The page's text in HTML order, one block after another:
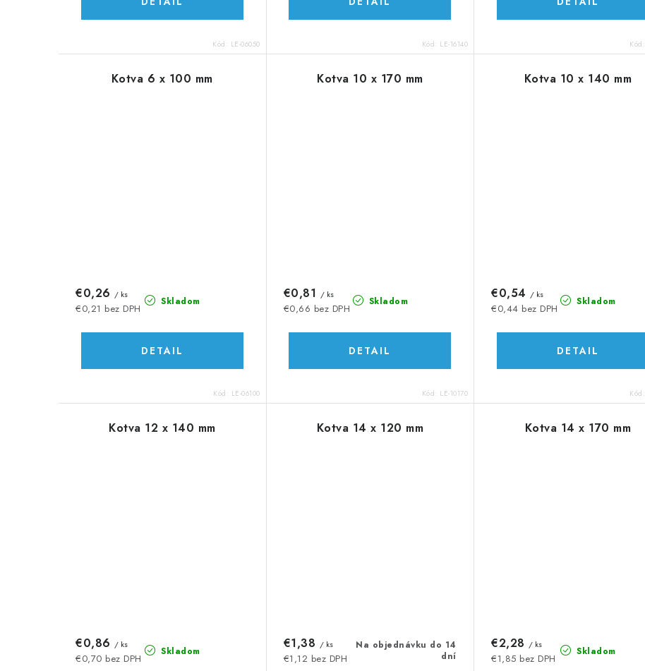
o
v
Kód: LE-06050 Kód: LE-16140 Kód:
Kotva 6 x 100 mm
Skladom
€0,21 bez DPH
€0,26 / ks
DETAIL
Kód: LE-06100
Kotva 10 x 170 mm
Skladom
€0,66 bez DPH
€0,81 / ks
DETAIL
Kód: LE-10170
Kotva 10 x 140 mm
Skladom
€0,44 bez DPH
€0,54 / ks
DETAIL
Kód:
Kotva 12 x 140 mm
Skladom
€0,70 bez DPH
€0,86 / ks
Kotva 14 x 120 mm
Na objednávku do 14
dní
€1,12 bez DPH
€1,38 / ks
Kotva 14 x 170 mm
Skladom
€1,85 bez DPH
€2,28 / ks